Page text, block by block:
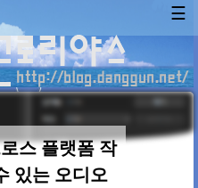
☰
스 플랫폼 작
있는 오디오